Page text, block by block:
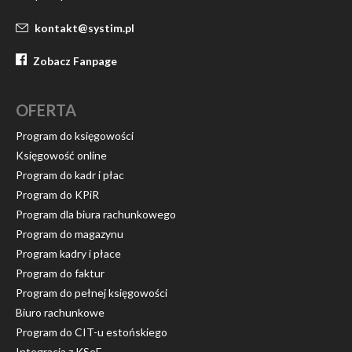
kontakt@systim.pl
Zobacz Fanpage
OFERTA
Program do księgowości
Księgowość online
Program do kadr i płac
Program do KPiR
Program dla biura rachunkowego
Program do magazynu
Program kadry i płace
Program do faktur
Program do pełnej księgowości
Biuro rachunkowe
Program do CIT-u estońskiego